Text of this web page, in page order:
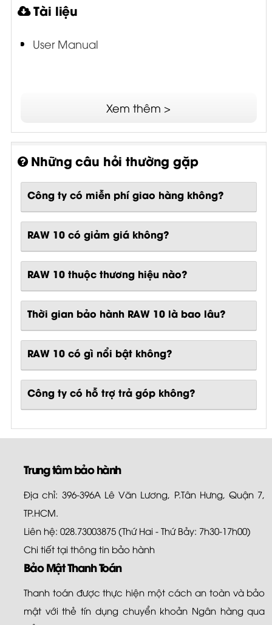
Tài liệu
User Manual
Xem thêm >
Những câu hỏi thường gặp
Công ty có miễn phí giao hàng không?
RAW 10 có giảm giá không?
RAW 10 thuộc thương hiệu nào?
Thời gian bảo hành RAW 10 là bao lâu?
RAW 10có gì nổi bật không?
Công ty có hỗ trợ trả góp không?
Trung tâm bảo hành
Địa chỉ: 396-396A Lê Văn Lương, P.Tân Hưng, Quận 7,
TP.HCM.
Liên hệ: 028.73003875 (Thứ Hai - Thứ Bảy: 7h30-17h00)
Chi tiết tại thông tin bảo hành
Bảo Mật Thanh Toán
Thanh toán được thực hiện một cách an toàn và bảo
mật với thẻ tín dụng chuyển khoản Ngân hàng qua